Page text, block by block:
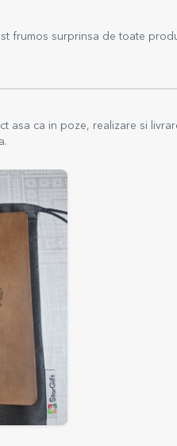
frumos surprinsa de toate
asa ca in poze, realizare si